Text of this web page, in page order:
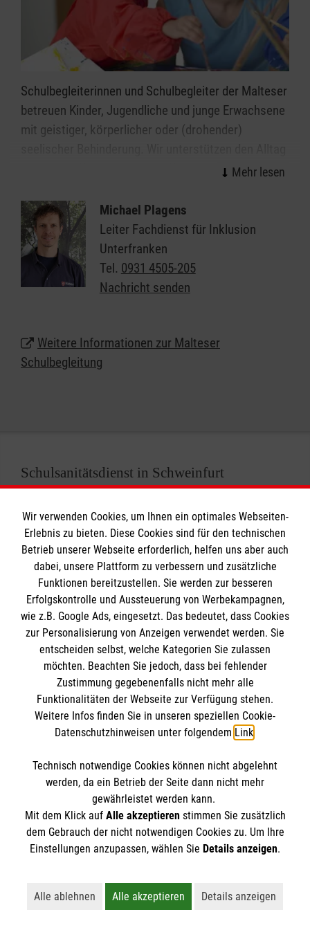
Schulbegleiterinnen und Schulbegleiter der Malteser
betreuen Kinder, Jugendliche und junge Erwachsene
mit geistiger, körperlicher oder (drohender)
in Schulen, Kindergärten und Kitas in Schweinfurt,
möglichst selbstständig meistern können.
Diese Unterstützung geben wir ganz individuell, je
nachdem was die Kinder und Jugendlichen
brauchen, und im Einklang mit den Vorgaben der
Nähere Informationen zur Schulbegleitung
in Schweinfurt
Michael Plagens
Leiter Fachdienst für Inklusion
Unterfranken
Tel. 0931 4505-205
Nachricht senden
Weitere Informationen zur Malteser
Schulbegleitung
Schulsanitätsdienst in Schweinfurt
Schulsanitäterinnen und Schulsanitäter sind in
Erster Hilfe und im Umgang mit hilfsbedürftigen
Menschen ausgebildet. Sie kümmern sich an ihrer
Schule bei kleineren Verletzungen und Notfällen um
Verantwortung für die ihnen zur Verfügung
gestellten Räume, Geräte und Materialien. Der
Schulsanitätsdienst in Schweinfurt unterstützt so
die Schulleitung in ihrer Verantwortung für die
Sicherheit der Schülerinnen, Schüler und Lehrkräfte.
näherbringen: Anpacken, gesellschaftliche
Verantwortung übernehmen, Zivilcourage zeigen
Yvonne Stefi
Leiterin Ausbildung
Tel.09721 930911-14
Nachricht senden
Weitere Informationen zum Malteser
Wir verwenden Cookies, um Ihnen ein optimales Webseiten-
Erlebnis zu bieten. Diese Cookies sind für den technischen
Betrieb unserer Webseite erforderlich, helfen uns aber auch
dabei, unsere Plattform zu verbessern und zusätzliche
Funktionen bereitzustellen. Sie werden zur besseren
Erfolgskontrolle und Aussteuerung von Werbekampagnen,
wie z.B. Google Ads, eingesetzt. Das bedeutet, dass Cookies
zur Personalisierung von Anzeigen verwendet werden. Sie
entscheiden selbst, welche Kategorien Sie zulassen
möchten. Beachten Sie jedoch, dass bei fehlender
Zustimmung gegebenenfalls nicht mehr alle
Funktionalitäten der Webseite zur Verfügung stehen.
Weitere Infos finden Sie in unseren speziellen Cookie-
Datenschutzhinweisen unter folgendem Link.
Technisch notwendige Cookies können nicht abgelehnt
werden, da ein Betrieb der Seite dann nicht mehr
gewährleistet werden kann.
Mit dem Klick auf Alle akzeptierenstimmen Sie zusätzlich
dem Gebrauch der nicht notwendigen Cookies zu. Um Ihre
Einstellungen anzupassen, wählen Sie Details anzeigen.
Alle ablehnen
Lehnt alle nicht-essentiellen Cookies ab
Alle akzeptieren
Akzeptiert alle Cookies
Details anzeigen